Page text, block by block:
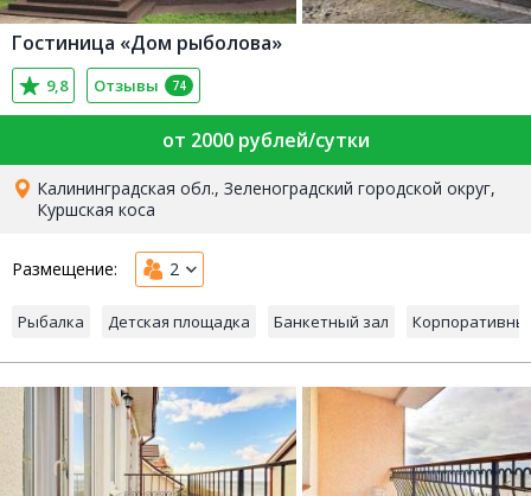
Гостиница «Дом рыболова»
9,8 Отзывы 74
от 2000 рублей/сутки
Калининградская обл., Зеленоградский городской округ,
Куршская коса
Размещение: 2
Рыбалка Детская площадка Банкетный зал